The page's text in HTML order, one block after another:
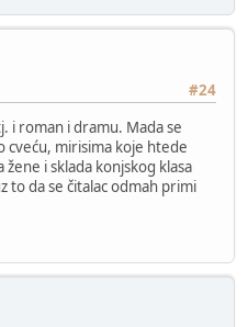
#24
i roman i dramu. Mada se
cveću, mirisima koje htede
i sklada konjskog klasa
to da se čitalac odmah primi